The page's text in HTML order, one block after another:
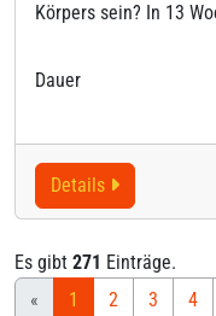
Körpers sein? In 13
Dauer
Details
Es gibt 271 Einträge.
«
1 2 3 4